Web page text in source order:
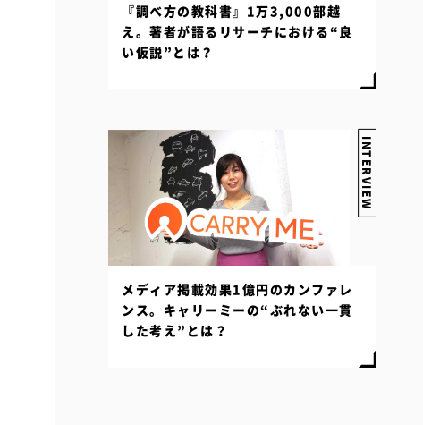
INTERVIEW
メディア掲載効果1億円のカンファレ
ンス。キャリーミーの“ぶれない一貫
した考え”とは？
『調べ方の教科書』1万3,000部越
え。著者が語るリサーチにおける“良
い仮説”とは？